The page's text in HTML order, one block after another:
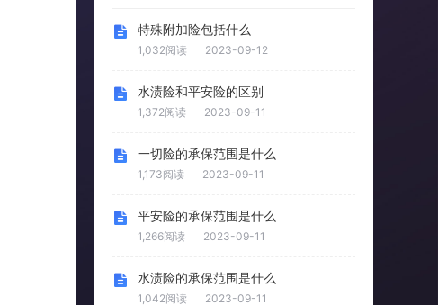
特殊附加险包括什么
1,032阅读 2023-09-12
水渍险和平安险的区别
1,372阅读 2023-09-11
一切险的承保范围是什么
1,173阅读 2023-09-11
平安险的承保范围是什么
1,266阅读 2023-09-11
水渍险的承保范围是什么
1,042阅读 2023-09-11